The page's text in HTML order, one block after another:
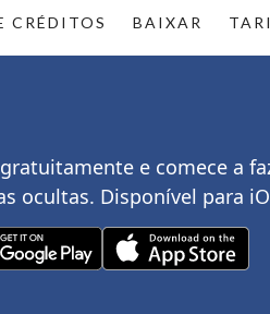
CRÉDITOS BAIXAR
e comece a
ocultas. Disponível para